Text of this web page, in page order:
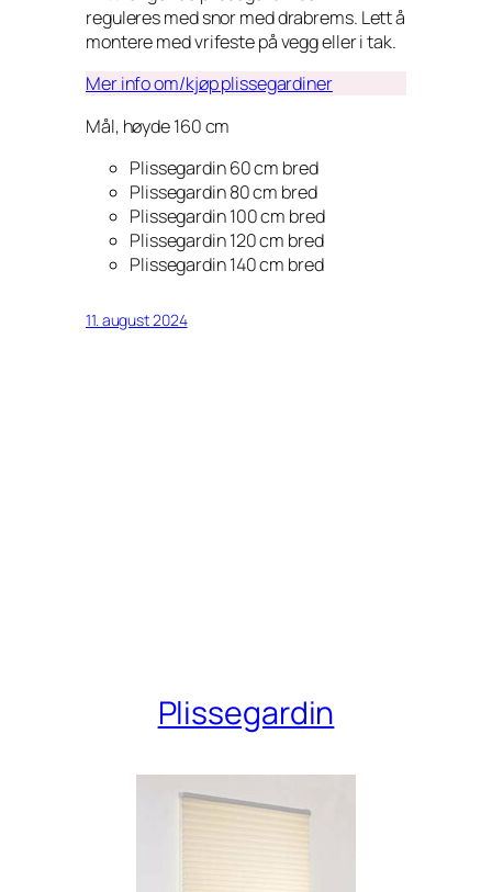
reguleres med snor med drabrems. Lett å
montere med vrifeste på vegg eller i tak.
Mer info om/kjøp plissegardiner
Mål, høyde 160 cm
Plissegardin 60 cm bred
Plissegardin 80 cm bred
Plissegardin 100 cm bred
Plissegardin 120 cm bred
Plissegardin 140 cm bred
11. august 2024
Plissegardin